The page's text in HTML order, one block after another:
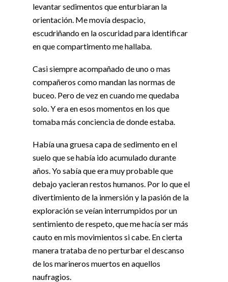
levantar sedimentos que enturbiaran la
orientación. Me movía despacio,
escudriñando en la oscuridad para identificar
en que compartimento me hallaba.
Casi siempre acompañado de uno o mas
compañeros como mandan las normas de
buceo. Pero de vez en cuando me quedaba
solo. Y era en esos momentos en los que
tomaba más conciencia de donde estaba.
Había una gruesa capa de sedimento en el
suelo que se había ido acumulado durante
años. Yo sabía que era muy probable que
debajo yacieran restos humanos. Por lo que el
divertimiento de la inmersión y la pasión de la
exploración se veían interrumpidos por un
sentimiento de respeto, que me hacía ser más
cauto en mis movimientos si cabe. En cierta
manera trataba de no perturbar el descanso
de los marineros muertos en aquellos
naufragios.